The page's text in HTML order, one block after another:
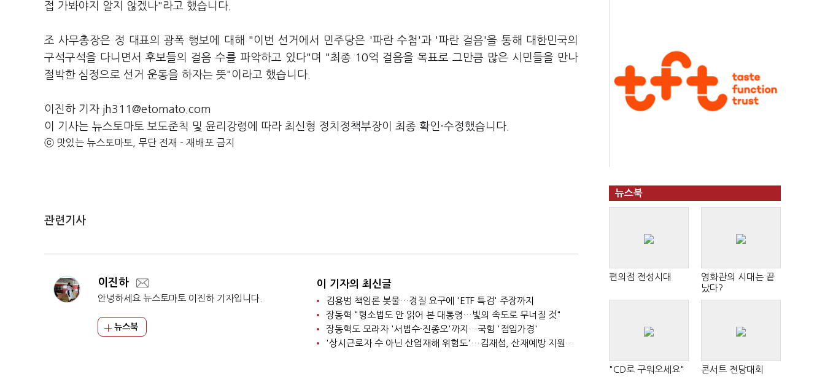
접 가봐야지 알지 않겠나"라고 했습니다.
조 사무총장은 정 대표의 광폭 행보에 대해 "이번 선거에서 민주당은 '파란 수첩'과 '파란 걸음'을 통해 대한민국의
구석구석을 다니면서 후보들의 걸음 수를 파악하고 있다"며 "최종 10억 걸음을 목표로 그만큼 많은 시민들을 만나
절박한 심정으로 선거 운동을 하자는 뜻"이라고 했습니다.
이진하 기자 jh311@etomato.com
이 기사는 뉴스토마토 보도준칙 및 윤리강령에 따라 최신형 정치정책부장이 최종 확인·수정했습니다.
ⓒ 맛있는 뉴스토마토, 무단 전재 - 재배포 금지
관련기사
이진하
안녕하세요 뉴스토마토 이진하 기자입니다.
뉴스북
이 기자의 최신글
김용범 책임론 봇물…경질 요구에 'ETF 특검' 주장까지
장동혁 "형소법도 안 읽어 본 대통령…빛의 속도로 무너질 것"
장동혁도 모라자 '서범수·진종오'까지…국힘 '점입가경'
'상시근로자 수 아닌 산업재해 위험도'…김재섭, 산재예방 지원기준 손질
뉴스북
편의점 전성시대
영화관의 시대는 끝
났다?
"CD로 구워오세요" 콘서트 전당대회